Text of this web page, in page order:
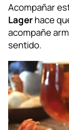
Acompañar
Lagerhace
acompañe
sentido.